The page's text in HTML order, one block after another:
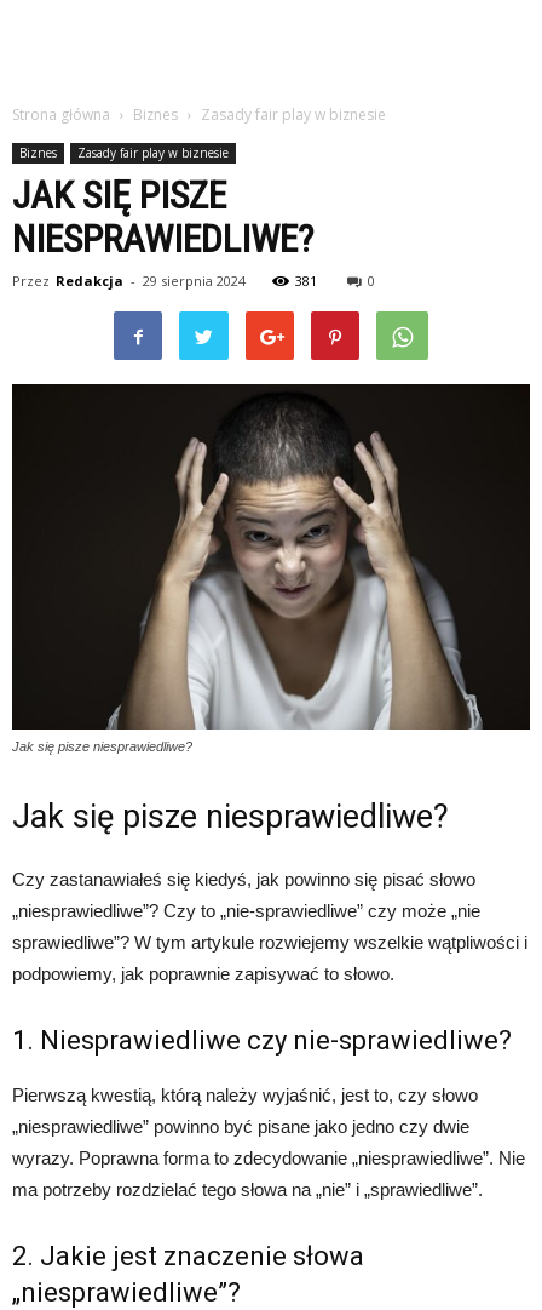
Strona główna Biznes Zasady fair play w biznesie
Biznes Zasady fair play w biznesie
JAK SIĘ PISZE
NIESPRAWIEDLIWE?
Przez Redakcja - 29 sierpnia 2024 381 0
Jak się pisze niesprawiedliwe?
Jak się pisze niesprawiedliwe?
Czy zastanawiałeś się kiedyś, jak powinno się pisać słowo
„niesprawiedliwe”? Czy to „nie-sprawiedliwe” czy może „nie
sprawiedliwe”? W tym artykule rozwiejemy wszelkie wątpliwości i
podpowiemy, jak poprawnie zapisywać to słowo.
1. Niesprawiedliwe czy nie-sprawiedliwe?
Pierwszą kwestią, którą należy wyjaśnić, jest to, czy słowo
„niesprawiedliwe” powinno być pisane jako jedno czy dwie
wyrazy. Poprawna forma to zdecydowanie „niesprawiedliwe”. Nie
ma potrzeby rozdzielać tego słowa na „nie” i „sprawiedliwe”.
2. Jakie jest znaczenie słowa
„niesprawiedliwe”?